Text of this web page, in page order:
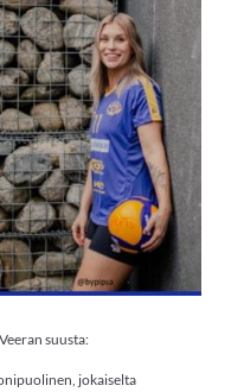
suusta:
jokaiselta